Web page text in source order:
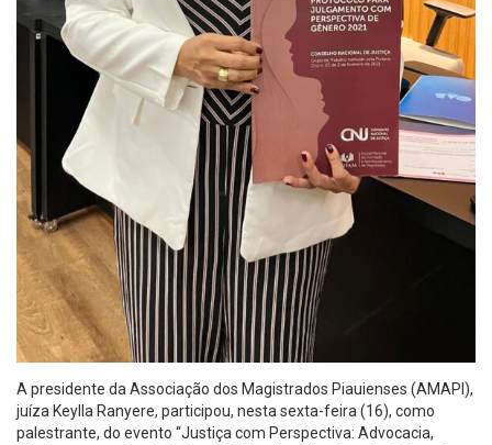
A presidente da Associação dos Magistrados Piauienses (AMAPI),
juíza Keylla Ranyere, participou, nesta sexta-feira (16), como
palestrante, do evento “Justiça com Perspectiva: Advocacia,